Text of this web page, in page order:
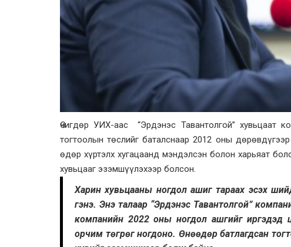
Өчигдөр УИХ-аас “Эрдэнэс Тавантолгой” хувьцаат
тогтоолын төслийг баталснаар 2012 оны
өдөр хүртэлх хугацаанд мэндэлсэн болон харьяат
хувьцааг эзэмшүүлэхээр болсон.
Харин хувьцааны ногдол ашиг тараах эсэх
гэнэ. Энэ талаар “Эрдэнэс Тавантолгой”
компанийн 2022 оны ногдол ашгийг иргэдэд
орчим төгрөг ногдоно. Өнөөдөр батлагдсан